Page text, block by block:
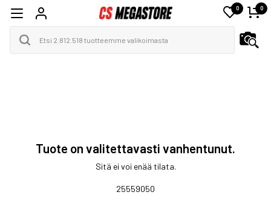
0 0
Tuote on valitettavasti vanhentunut.
Sitä ei voi enää tilata.
25559050